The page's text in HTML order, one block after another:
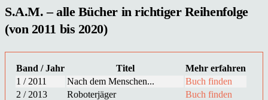
S.A.M. – alle Bücher in richtiger Reihenfolge
(von 2011 bis 2020)
Band / Jahr Titel
Mehr erfahren
1 / 2011
Nach dem Menschen...
Buch finden
2 / 2013
Roboterjäger
Buch finden